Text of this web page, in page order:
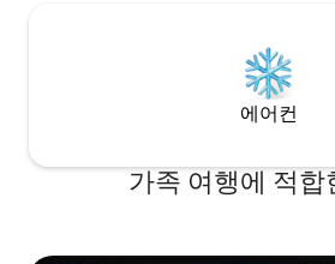
에어컨
가족 여행에 적합